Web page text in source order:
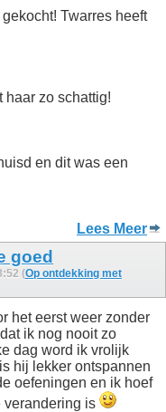
Twarres heeft
haar zo schattig!
en dit was een
Lees Meer
goed
(Op ontdekking met
het eerst weer zonder
ik nog nooit zo
dag word ik vrolijk
hij lekker ontspannen
oefeningen en ik hoef
verandering is